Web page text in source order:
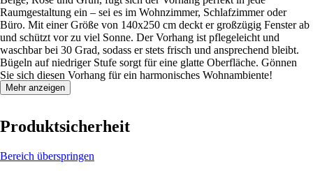
Raumgestaltung ein – sei es im Wohnzimmer, Schlafzimmer oder
Büro. Mit einer Größe von 140x250 cm deckt er großzügig Fenster ab
und schützt vor zu viel Sonne. Der Vorhang ist pflegeleicht und
waschbar bei 30 Grad, sodass er stets frisch und ansprechend bleibt.
Bügeln auf niedriger Stufe sorgt für eine glatte Oberfläche. Gönnen
Sie sich diesen Vorhang für ein harmonisches Wohnambiente!
Mehr anzeigen
Produktsicherheit
Bereich überspringen